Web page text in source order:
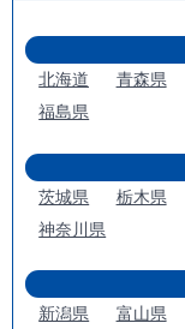
北海道
青森県
福島県
茨城県
栃木県
神奈川県
新潟県
富山県